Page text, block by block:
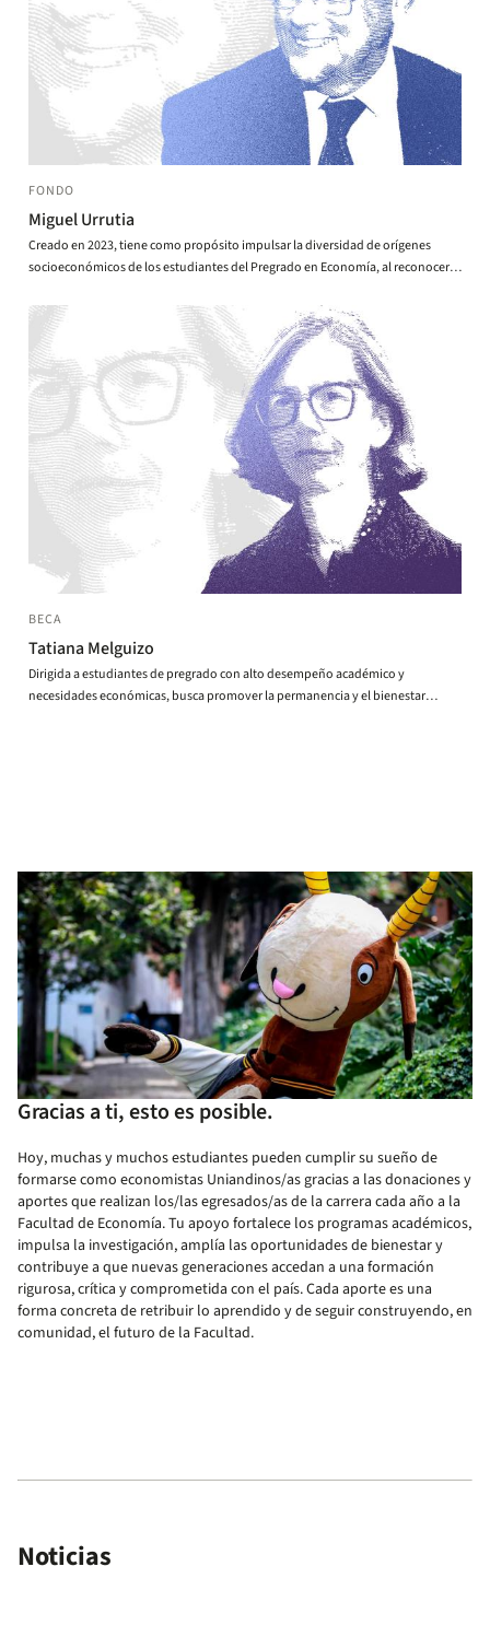
FONDO
Miguel Urrutia
Creado en 2023, tiene como propósito impulsar la diversidad de orígenes
socioeconómicos de los estudiantes del Pregrado en Economía, al reconocer
ciudadana.
BECA
Tatiana Melguizo
Dirigida a estudiantes de pregrado con alto desempeño académico y
necesidades económicas, busca promover la permanencia y el bienestar
Gracias a ti, esto es posible.
Hoy, muchas y muchos estudiantes pueden cumplir su sueño de
formarse como economistas Uniandinos/as gracias a las donaciones y
aportes que realizan los/las egresados/as de la carrera cada año a la
Facultad de Economía. Tu apoyo fortalece los programas académicos,
impulsa la investigación, amplía las oportunidades de bienestar y
contribuye a que nuevas generaciones accedan a una formación
rigurosa, crítica y comprometida con el país. Cada aporte es una
forma concreta de retribuir lo aprendido y de seguir construyendo, en
comunidad, el futuro de la Facultad.
Noticias